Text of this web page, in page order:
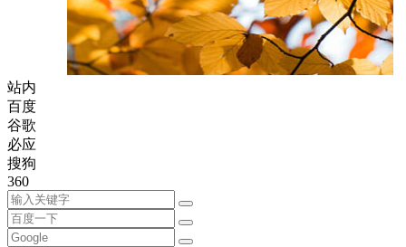
站内
百度
谷歌
必应
搜狗
360